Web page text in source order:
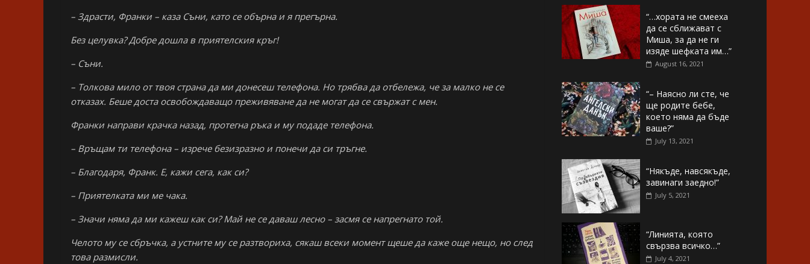
– Здрасти, Франки – каза Съни, като се обърна и я прегърна.
Без целувка? Добре дошла в приятелския кръг!
– Съни.
– Толкова мило от твоя страна да ми донесеш телефона. Но трябва да отбележа, че за малко не се
отказах. Беше доста освобождаващо преживяване да не могат да се свържат с мен.
Франки направи крачка назад, протегна ръка и му подаде телефона.
– Връщам ти телефона – изрече безизразно и понечи да си тръгне.
– Благодаря, Франк. Е, кажи сега, как си?
– Приятелката ми ме чака.
– Значи няма да ми кажеш как си? Май не се даваш лесно – засмя се напрегнато той.
Челото му се сбръчка, а устните му се разтвориха, сякаш всеки момент щеше да каже още нещо, но след
това размисли.
“…хората не смееха
да се сближават с
Миша, за да не ги
изяде шефката им…”
August 16, 2021
“– Наясно ли сте, че
ще родите бебе,
което няма да бъде
ваше?”
July 13, 2021
“Някъде, навсякъде,
завинаги заедно!”
July 5, 2021
“Линията, която
свързва всичко…”
July 4, 2021